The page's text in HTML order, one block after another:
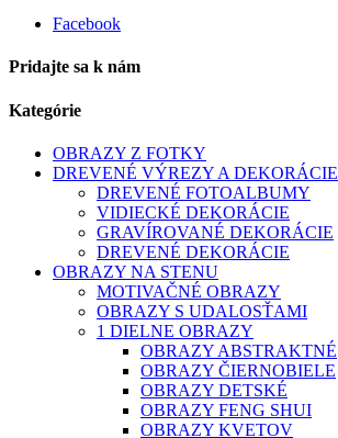
Facebook
Pridajte sa k nám
Kategórie
OBRAZY Z FOTKY
DREVENÉ VÝREZY A DEKORÁCIE
DREVENÉ FOTOALBUMY
VIDIECKÉ DEKORÁCIE
GRAVÍROVANÉ DEKORÁCIE
DREVENÉ DEKORÁCIE
OBRAZY NA STENU
MOTIVAČNÉ OBRAZY
OBRAZY S UDALOSŤAMI
1 DIELNE OBRAZY
OBRAZY ABSTRAKTNÉ
OBRAZY ČIERNOBIELE
OBRAZY DETSKÉ
OBRAZY FENG SHUI
OBRAZY KVETOV